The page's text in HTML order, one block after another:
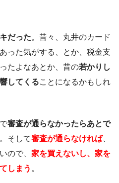
だった。昔々、丸井のカード
った気がする、とか、税金支
たよなあとか、昔の若かりし
してくることになるかもしれ
審査が通らなかったらあとで
。そして審査が通らなければ、
ので、 家を買えないし、家を
しまう 。